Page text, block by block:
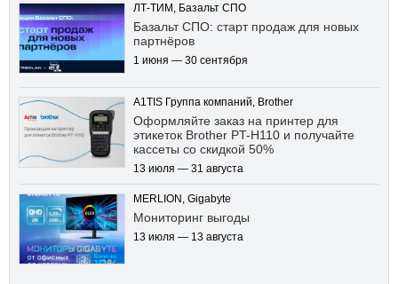
ЛТ-ТИМ, Базальт СПО
Базальт СПО: старт продаж для новых
партнёров
1 июня — 30 сентября
A1TIS Группа компаний, Brother
Оформляйте заказ на принтер для
этикеток Brother PT-H110 и получайте
кассеты со скидкой 50%
13 июля — 31 августа
MERLION, Gigabyte
Мониторинг выгоды
13 июля — 13 августа